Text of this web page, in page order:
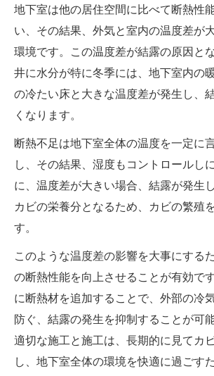
地下室は他の居住空間に比べて断熱性
い、その結果、外気と室内の温度差が
環境です。この温度差が結露の原因と
井に水分が特に冬季には、地下室内の
の冷たい床と大きな温度差が発生し、
くなります。
断熱不足は地下室全体の温度を一定に
し、その結果、湿度もコントロールし
に、温度差が大きい場合、結露が発生
カビの栄養分となるため、カビの繁殖
す。
このような温度差の影響を大事にする
の断熱性能を向上させることが有効で
に断熱材を追加することで、外部の冷
防ぐ、結露の発生を抑制することが可
適切な施工と施工は、長期的に見てカ
し、地下室全体の環境を快適に過ごす